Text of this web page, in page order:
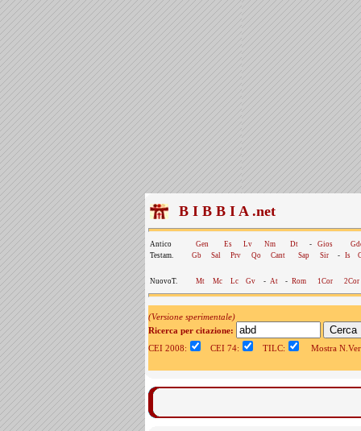
B I B B I A .net
Antico Gen Es Lv Nm Dt - Gios
Testam.
Gb Sal Prv Qo Cant Sap Sir - Is
NuovoT. Mt Mc Lc Gv - At - Rom 1Cor 2Cor
(Versione sperimentale)
Ricerca per citazione:
CEI 2008:
CEI 74: TILC: Mostra